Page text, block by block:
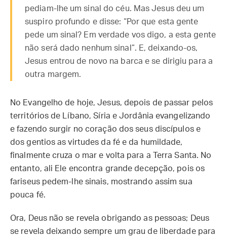
pediam-lhe um sinal do céu. Mas Jesus deu um
suspiro profundo e disse: “Por que esta gente
pede um sinal? Em verdade vos digo, a esta gente
não será dado nenhum sinal”. E, deixando-os,
Jesus entrou de novo na barca e se dirigiu para a
outra margem.
No Evangelho de hoje, Jesus, depois de passar pelos
territórios de Líbano, Síria e Jordânia evangelizando
e fazendo surgir no coração dos seus discípulos e
dos gentios as virtudes da fé e da humildade,
finalmente cruza o mar e volta para a Terra Santa. No
entanto, ali Ele encontra grande decepção, pois os
fariseus pedem-lhe sinais, mostrando assim sua
pouca fé.
Ora, Deus não se revela obrigando as pessoas; Deus
se revela deixando sempre um grau de liberdade para